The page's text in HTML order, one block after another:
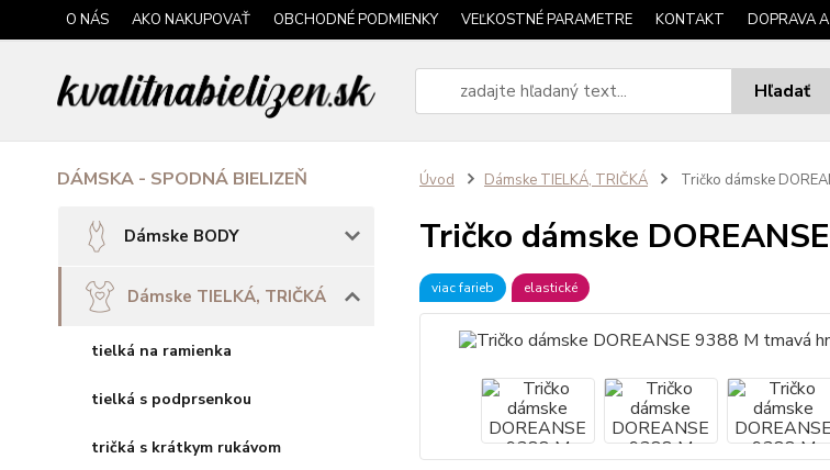
O NÁS AKO NAKUPOVAŤ OBCHODNÉ PODMIENKY VEĽKOSTNÉ PARAMETRE KONTAKT DOPRAVA
Hľadať
DÁMSKA - SPODNÁ BIELIZEŇ
Dámske BODY
Dámske TIELKÁ, TRIČKÁ
tielká na ramienka
tielká s podprsenkou
tričká s krátkym rukávom
Úvod Dámske TIELKÁ, TRIČKÁ Tričko dámske
Tričko dámske
viac farieb elastické